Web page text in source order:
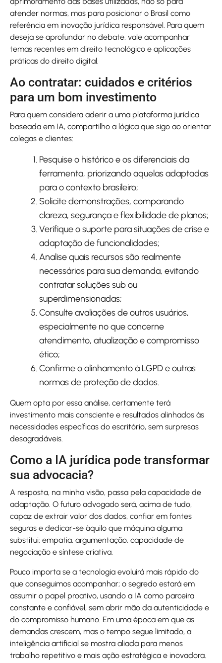
atender normas, mas para posicionar o Brasil como
referência em inovação jurídica responsável. Para quem
deseja se aprofundar no debate, vale acompanhar
temas recentes em direito tecnológico e aplicações
práticas do direito digital.
Ao contratar: cuidados e critérios
para um bom investimento
Para quem considera aderir a uma plataforma jurídica
baseada em IA, compartilho a lógica que sigo ao orientar
colegas e clientes:
Pesquise o histórico e os diferenciais da
ferramenta, priorizando aquelas adaptadas
para o contexto brasileiro;
Solicite demonstrações, comparando
clareza, segurança e flexibilidade de planos;
Verifique o suporte para situações de crise e
adaptação de funcionalidades;
Analise quais recursos são realmente
necessários para sua demanda, evitando
contratar soluções sub ou
superdimensionadas;
Consulte avaliações de outros usuários,
especialmente no que concerne
atendimento, atualização e compromisso
ético;
Confirme o alinhamento à LGPD e outras
normas de proteção de dados.
Quem opta por essa análise, certamente terá
investimento mais consciente e resultados alinhados às
necessidades específicas do escritório, sem surpresas
desagradáveis.
Como a IA jurídica pode transformar
sua advocacia?
A resposta, na minha visão, passa pela capacidade de
adaptação. O futuro advogado será, acima de tudo,
capaz de extrair valor dos dados, confiar em fontes
seguras e dedicar-se àquilo que máquina alguma
substitui: empatia, argumentação, capacidade de
negociação e síntese criativa.
Pouco importa se a tecnologia evoluirá mais rápido do
que conseguimos acompanhar; o segredo estará em
assumir o papel proativo, usando a IA como parceira
constante e confiável, sem abrir mão da autenticidade e
do compromisso humano. Em uma época em que as
demandas crescem, mas o tempo segue limitado, a
inteligência artificial se mostra aliada para menos
trabalho repetitivo e mais ação estratégica e inovadora.